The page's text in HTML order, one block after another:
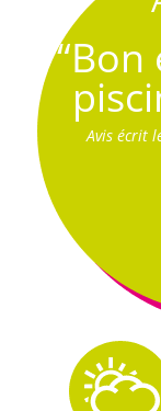
Avis écrit